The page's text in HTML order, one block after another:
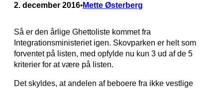
2. december 2016•Mette Østerberg
Så er den årlige Ghettoliste kommet fra
Integrationsministeriet igen. Skovparken er helt som
forventet på listen, med opfylde nu kun 3 ud af de 5
kriterier for at være på listen.
Det skyldes, at andelen af beboere fra ikke vestlige